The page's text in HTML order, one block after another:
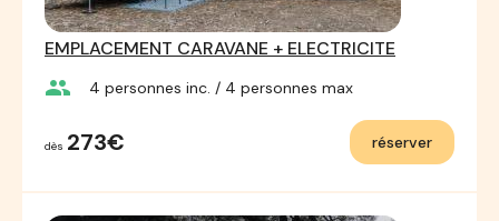
EMPLACEMENT CARAVANE + ELECTRICITE
group 4 personnes inc. / 4 personnes max
dès 273€ réserver